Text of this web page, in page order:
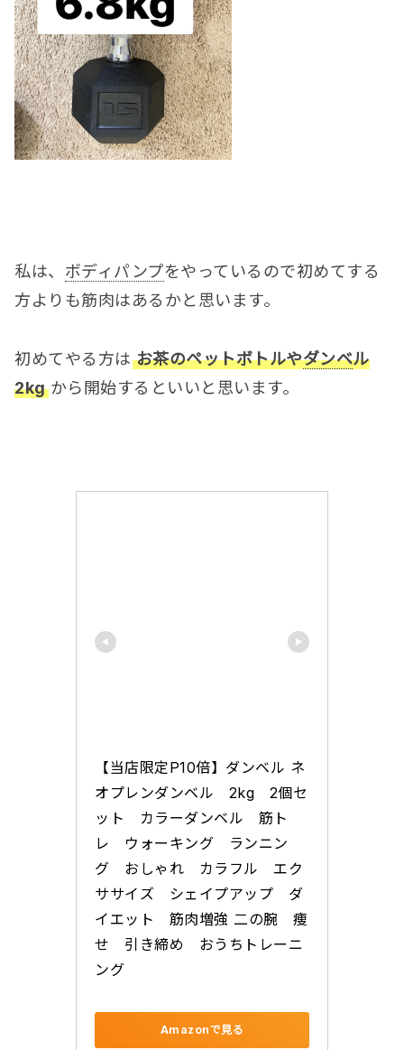
私は、 ボディパンプをやっているので初めてする
方よりも筋肉はあるかと思います。
初めてやる方は お茶のペットボトルやダンベル
2kg から開始するといいと思います。
【当店限定P10倍】ダンベル ネ
オプレンダンベル　2kg　2個セ
ット　カラーダンベル　筋ト
レ　ウォーキング　ランニン
グ　おしゃれ　カラフル　エク
ササイズ　シェイプアップ　ダ
イエット　筋肉増強 二の腕　痩
せ　引き締め　おうちトレーニ
ング
Amazonで見る